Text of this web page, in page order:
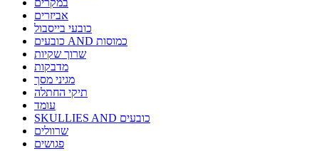
אביזרים
כובעי בייסבול
כובעים AND כמוסות
שרוך שקיות
מדבקות
מגיני מסך
תיקי החתלה
עומד
SKULLIES AND כובעים
שרוולים
פגושים